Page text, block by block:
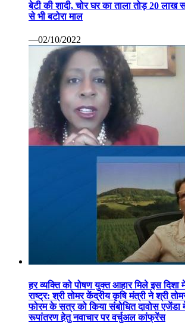
बेटी की शादी, चोर घर का ताला तोड़ 20
से भी बटोरा माल
—02/10/2022
हर व्यक्ति को पोषण युक्त आहार मिले इस
राष्ट्र: श्री तोमर केंद्रीय कृषि मंत्री ने श्री
फोरम के सत्र को किया संबोधित दावोस एजेंडा
रूपांतरण हेतु नवाचार पर वर्चुअल कांफ्रेंस